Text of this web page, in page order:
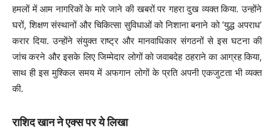
हमलों में आम नागरिकों के मारे जाने की खबरों पर गहरा दुख व्यक्त किया. उन्होंने
घरों, शिक्षण संस्थानों और चिकित्सा सुविधाओं को निशाना बनाने को ‘युद्ध अपराध’
करार दिया. उन्होंने संयुक्त राष्ट्र और मानवाधिकार संगठनों से इस घटना की
जांच करने और इसके लिए जिम्मेदार लोगों को जवाबदेह ठहराने का आग्रह किया,
साथ ही इस मुश्किल समय में अफगान लोगों के प्रति अपनी एकजुटता भी व्यक्त
की.
राशिद खान ने एक्स पर ये लिखा